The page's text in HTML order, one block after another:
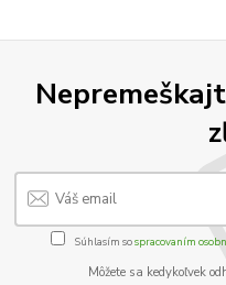
Súhlasím sospracovaním
Môžete sa kedykoľvek